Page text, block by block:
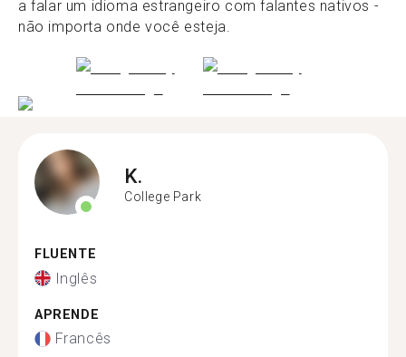
a falar um idioma estrangeiro com falantes nativos -
não importa onde você esteja.
K.
College Park
FLUENTE
Inglês
APRENDE
Francês